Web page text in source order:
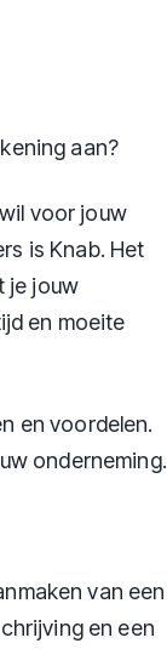
aan?
voor jouw
is Knab. Het
je jouw
en moeite
en voordelen.
onderneming.
van een
en een